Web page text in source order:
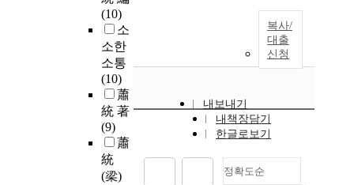
(10)
소
소한
소통
(10)
蕭
統 著
(9)
蕭
統
(梁)
복사/
대출
신청
내보내기
내책장담기
한글로보기
정확도순